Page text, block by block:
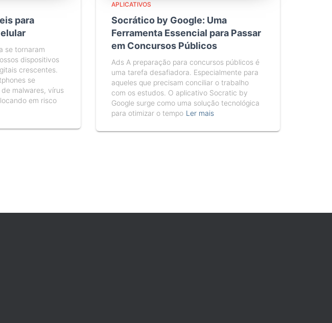
para
se tornaram
dispositivos
crescentes.
se
malwares, vírus
em risco
APLICATIVOS
Socrático by Google: Uma
Ferramenta Essencial para Passar
em Concursos Públicos
Ads A preparação para concursos públicos é
uma tarefa desafiadora. Especialmente para
aqueles que precisam conciliar o trabalho
com os estudos. O aplicativo Socratic by
Google surge como uma solução tecnológica
para otimizar o tempo Ler mais